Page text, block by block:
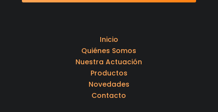
Inicio
Quiénes Somos
Nuestra Actuación
Productos
Novedades
Contacto